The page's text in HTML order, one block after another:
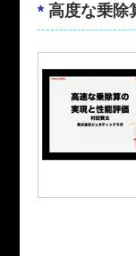
* 高度な乗除